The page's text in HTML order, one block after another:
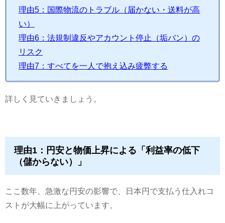
理由5：国際物流のトラブル（届かない・送料が高
い）
理由6：法規制違反やアカウント停止（垢バン）の
リスク
理由7：すべてを一人で抱え込み疲弊する
詳しく見ていきましょう。
理由1：円安と物価上昇による「利益率の低下
（儲からない）」
ここ数年、急激な円安の影響で、日本円で支払う仕入れコ
ストが大幅に上がっています。